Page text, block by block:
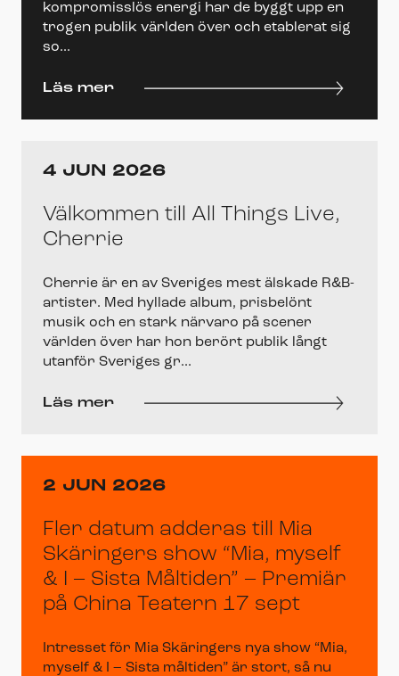
kompromisslös energi har de byggt upp en
trogen publik världen över och etablerat sig
so...
Läs mer
4 JUN 2026
Välkommen till All Things Live,
Cherrie
Cherrie är en av Sveriges mest älskade R&B-
artister. Med hyllade album, prisbelönt
musik och en stark närvaro på scener
världen över har hon berört publik långt
utanför Sveriges gr...
Läs mer
2 JUN 2026
Fler datum adderas till Mia
Skäringers show “Mia, myself
& I – Sista Måltiden” – Premiär
på China Teatern 17 sept
Intresset för Mia Skäringers nya show “Mia,
myself & I – Sista måltiden” är stort, så nu